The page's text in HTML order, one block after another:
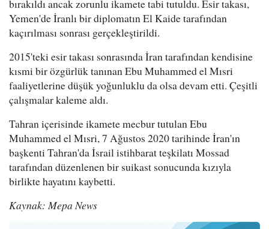
bırakıldı ancak zorunlu ikamete tabi tutuldu. Esir takası,
Yemen'de İranlı bir diplomatın El Kaide tarafından
kaçırılması sonrası gerçekleştirildi.
2015'teki esir takası sonrasında İran tarafından kendisine
kısmi bir özgürlük tanınan Ebu Muhammed el Mısri
faaliyetlerine düşük yoğunluklu da olsa devam etti. Çeşitli
çalışmalar kaleme aldı.
Tahran içerisinde ikamete mecbur tutulan Ebu
Muhammed el Mısri, 7 Ağustos 2020 tarihinde İran'ın
başkenti Tahran'da İsrail istihbarat teşkilatı Mossad
tarafından düzenlenen bir suikast sonucunda kızıyla
birlikte hayatını kaybetti.
Kaynak: Mepa News